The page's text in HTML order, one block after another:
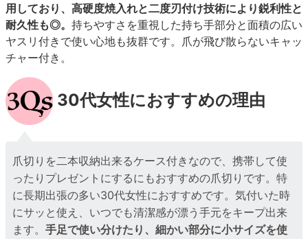
用しており、高硬度焼入れと二度刃付け技術により鋭利性と
耐久性も◎。 持ちやすさを重視した持ち手部分と面積の広い
ヤスリ付きで使い心地も抜群です。爪が飛び散らないキャッ
チャー付き。
30代女性におすすめの理由
爪切りを二本収納出来るケース付きなので、携帯して使
ったりプレゼントにするにもおすすめの爪切りです。特
に長期出張の多い30代女性におすすめです。気付いた時
にサッと使え、いつでも清潔感が漂う手元をキープ出来
ます。手足で使い分けたり、細かい部分に小サイズを使